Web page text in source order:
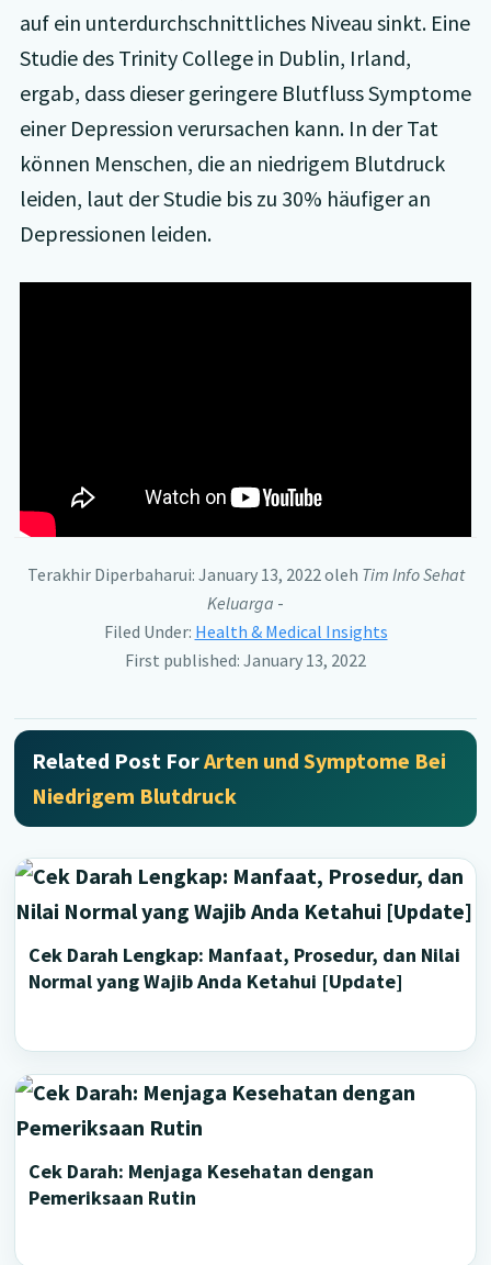
auf ein unterdurchschnittliches Niveau sinkt. Eine
Studie des Trinity College in Dublin, Irland,
ergab, dass dieser geringere Blutfluss Symptome
einer Depression verursachen kann. In der Tat
können Menschen, die an niedrigem Blutdruck
leiden, laut der Studie bis zu 30% häufiger an
Depressionen leiden.
Terakhir Diperbaharui: January 13, 2022 oleh Tim Info Sehat
Keluarga -
Filed Under: Health & Medical Insights
First published: January 13, 2022
Related Post ForArten und Symptome Bei
Niedrigem Blutdruck
Cek Darah Lengkap: Manfaat, Prosedur, dan Nilai
Normal yang Wajib Anda Ketahui [Update]
Cek Darah: Menjaga Kesehatan dengan
Pemeriksaan Rutin